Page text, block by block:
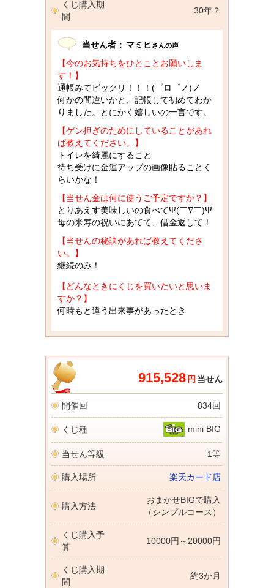
くじ購入期
間
30年？
当せん者： マミヒさんの声
【今のお気持ちをひとことお願いしま
す！】
通帳みてビックリ！！！(゜ロ゜ノ)ノ
何かの間違いかと、記帳して初めてわか
りました。とにかく嬉しいの一言です。
【ゲン担ぎのためにしていることがあれ
ば教えてください。】
トイレを綺麗にすること
待ち受けに金運アップの画像貼ることく
らいかな！
【当せん金は何に使うご予定ですか？】
とりあえす美味しいの食べてΨ(￣∇￣)Ψ
母の米寿の祝いにあてて、借金返して！
【当せんの秘訣があれば教えてくださ
い。】
継続のみ！
【どんなときにくじを買いたいと思いま
すか？】
何時もと違う出来事があったとき
915,528 円 当せん
開催回 834回
くじ種 mini BIG
当せん等級 1等
購入場所 楽天カード店
購入方法
おまかせBIGで購入
（シンプルコース）
くじ購入予
算
10000円～20000円
くじ購入期
間
約3か月